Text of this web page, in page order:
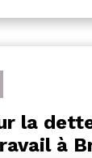
la
à